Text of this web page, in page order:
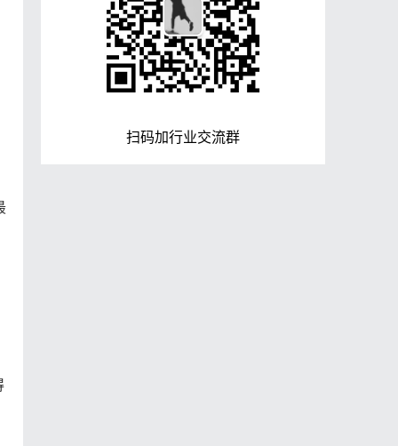
扫码加行业交流群